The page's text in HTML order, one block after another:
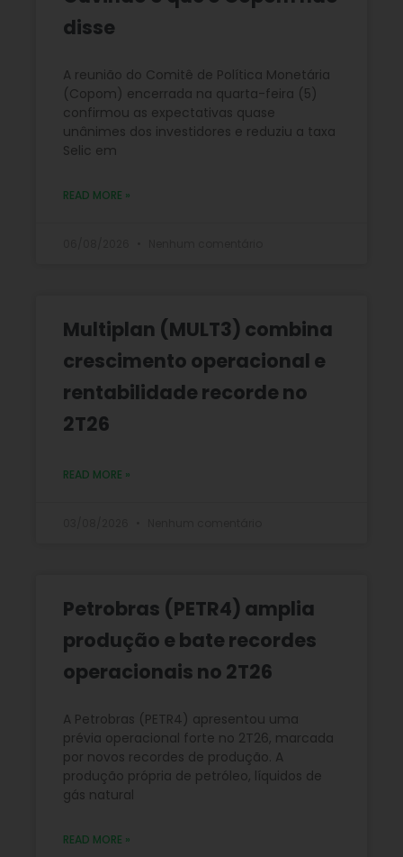
disse
A reunião do Comitê de Política Monetária
(Copom) encerrada na quarta-feira (5)
confirmou as expectativas quase
unânimes dos investidores e reduziu a taxa
Selic em
READ MORE »
Multiplan (MULT3) combina
crescimento operacional e
rentabilidade recorde no
2T26
READ MORE »
Petrobras (PETR4) amplia
produção e bate recordes
operacionais no 2T26
A Petrobras (PETR4) apresentou uma
prévia operacional forte no 2T26, marcada
por novos recordes de produção. A
produção própria de petróleo, líquidos de
gás natural
READ MORE »